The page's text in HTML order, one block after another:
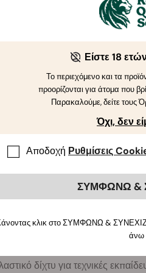
Oxford 1680D, αντιστέκεται στο
πολύ μεγαλύτερη
Αξεσουάρ
επίσης αξιόπιστα εργαλεία
ψαλίδι κλαδέματος για να
στα φυτά σας για τέλειο
του Kit
καλλιέργειας 100 × 100
LED FC3000 300W
άνθρακα
δίχτυ για τεχνικές
Είστε 18
Το περιεχόμενο και τα
προορίζονται για άτομα που
Παρακαλούμε, δείτε τους
Όχι, δεν
Αποδοχή Ρυθμίσεις
ΣΥΜΦΩΝΩ &
κλικ στο ΣΥΜΦΩΝΩ & ΣΥΝΕΧΙΖΩ,
άνω